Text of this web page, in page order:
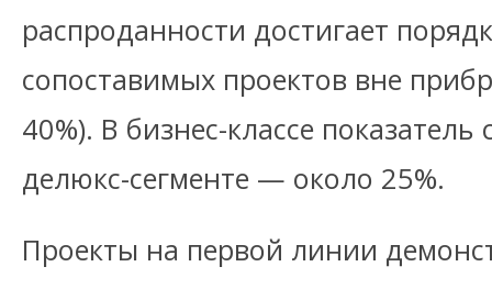
распроданности достигает
сопоставимых проектов вне
40%). В бизнес-классе показатель
делюкс-сегменте — около 25%.
Проекты на первой линии